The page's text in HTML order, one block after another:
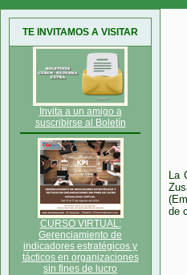
TE INVITAMOS A VISITAR
Invita a un amigo a
suscribirse al Boletín
CURSO VIRTUAL:
Gerenciamiento de
indicadores estratégicos y
tácticos en organizaciones
sin fines de lucro
La
de